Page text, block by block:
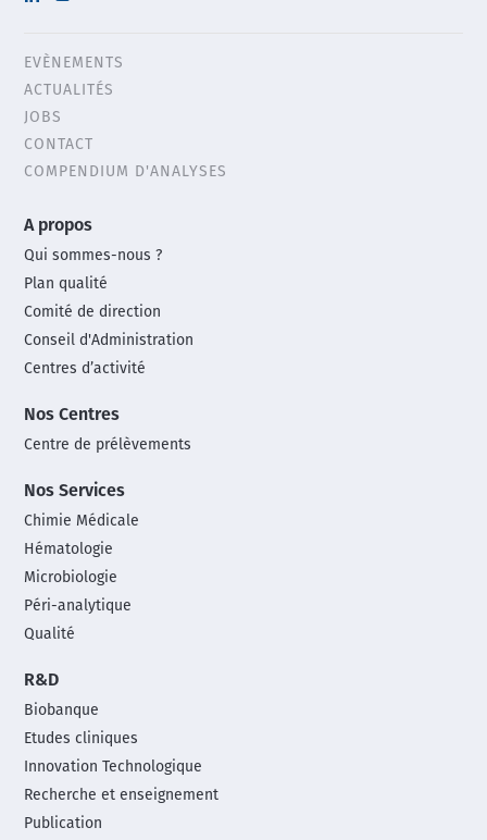
Header
menu
EVÈNEMENTS
ACTUALITÉS
JOBS
CONTACT
COMPENDIUM D'ANALYSES
footer
menu
A propos
Qui sommes-nous ?
Plan qualité
Comité de direction
Conseil d'Administration
Centres d’activité
Nos Centres
Centre de prélèvements
Nos Services
Chimie Médicale
Hématologie
Microbiologie
Péri-analytique
Qualité
R&D
Biobanque
Etudes cliniques
Innovation Technologique
Recherche et enseignement
Publication